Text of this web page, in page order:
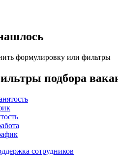
формулировку или фильтры
подбора
сотрудников